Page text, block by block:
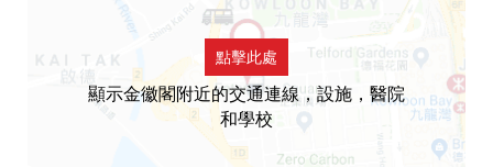
點擊此處
顯示金徽閣附近的交通連線，設施，醫院
和學校